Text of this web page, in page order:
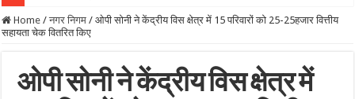
Home / नगर निगम / ओपी सोनी ने केंद्रीय विस क्षेत्र में 15 परिवारों को 25-25हजार वित्तीय
सहायता चेक वितरित किए
ओपी सोनी ने केंद्रीय विस क्षेत्र में